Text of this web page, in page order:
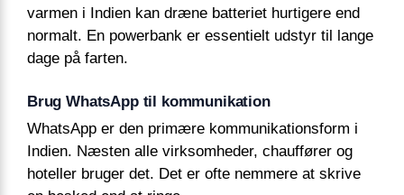
varmen i Indien kan dræne batteriet hurtigere end
normalt. En powerbank er essentielt udstyr til lange
dage på farten.
Brug WhatsApp til kommunikation
WhatsApp er den primære kommunikationsform i
Indien. Næsten alle virksomheder, chauffører og
hoteller bruger det. Det er ofte nemmere at skrive